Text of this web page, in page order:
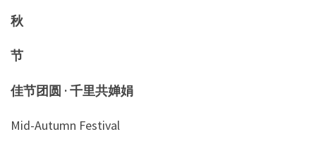
秋
节
佳节团圆 · 千里共婵娟
Mid-Autumn Festival